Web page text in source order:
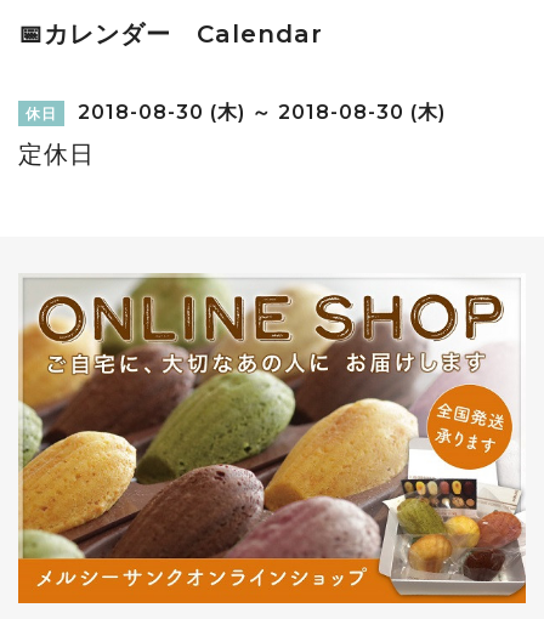
📅カレンダー Calendar
休日 2018-08-30 (木) ～ 2018-08-30 (木)
定休日